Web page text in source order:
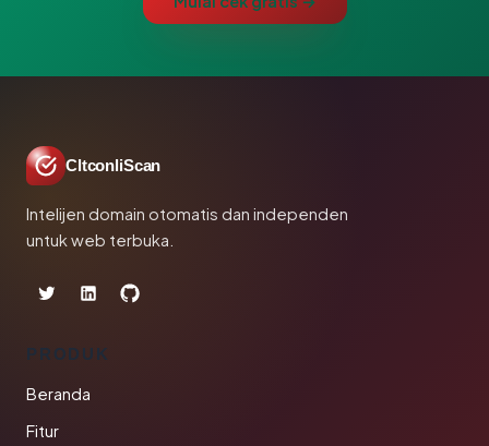
CltconliScan
Intelijen domain otomatis dan independen
untuk web terbuka.
PRODUK
Beranda
Fitur